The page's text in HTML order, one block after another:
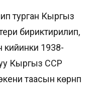
турган Кыргыз
бириктирилип,
1938-
Кыргыз ССР
таасын көрүнүп